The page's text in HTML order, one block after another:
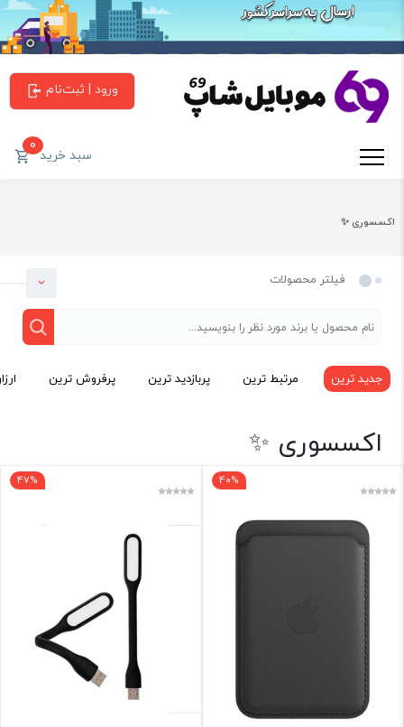
ورود | ثبت‌نام
سبد خرید0
اکسسوری ✨
فیلتر محصولات
دسته بندی
اکسسوری ✨
نگهدارنده گوشی
محافظ
لامپ
فقط کالاهای موجود
جدید ترین مرتبط ترین پربازدید ترین پرفروش ترین
اکسسوری ✨
40%
47%